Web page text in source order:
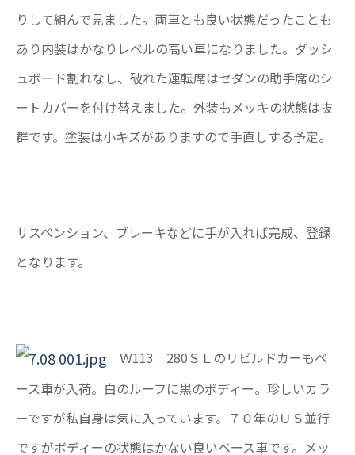
りして組んで見ました。両車とも良い状態だったことも
あり内装はかなりレベルの高い車になりました。ダッシ
ュボード割れなし、破れた運転席はセダンの助手席のシ
ートカバーを付け替えました。外装もメッキの状態は抜
群です。塗装は小キズがありますので手直しする予定。
サスペンション、ブレーキなどに手が入れば完成、登録
となります。
Ｗ113 280ＳＬのリビルドカーもベ
ース車が入荷。白のルーフに黒のボディー。珍しいカラ
ーですが私自身は気に入っています。７０年のＵＳ並行
ですがボディーの状態はかない良いベース車です。メッ